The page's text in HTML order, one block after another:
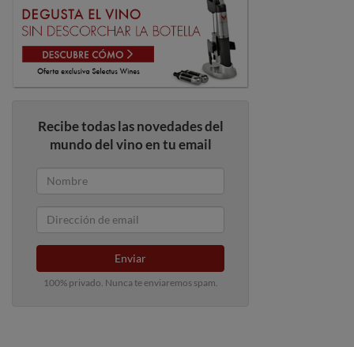
Recibe todas las novedades del
mundo del vino en tu email
Enviar
100% privado. Nunca te enviaremos spam.